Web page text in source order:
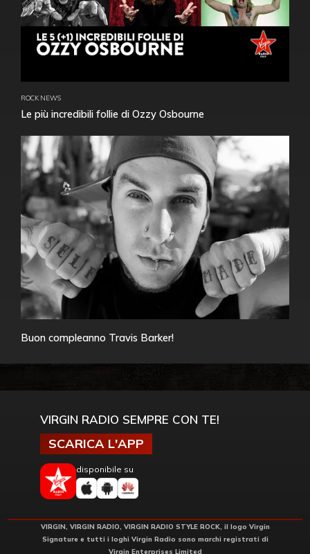
ROCK NEWS
Le più incredibili follie di Ozzy Osbourne
Buon compleanno Travis Barker!
VIRGIN RADIO SEMPRE CON TE!
SCARICA L'APP
disponibile su
VIRGIN, VIRGIN RADIO, VIRGIN RADIO STYLE ROCK, il logo Virgin
Signature e tutti i loghi Virgin Radio sono marchi registrati di
Virgin Enterprises Limited